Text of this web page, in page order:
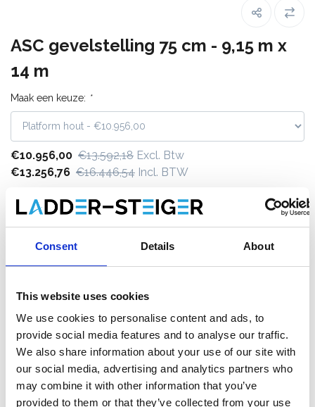
Consent Details About
This website uses cookies
We use cookies to personalise content and ads, to
provide social media features and to analyse our traffic.
We also share information about your use of our site with
our social media, advertising and analytics partners who
may combine it with other information that you’ve
provided to them or that they’ve collected from your use
ASC gevelstelling 75 cm - 9,15 m x
14 m
Maak een keuze: *
€10.956,00 €13.592,18 Excl. Btw
€13.256,76 €16.446,54 Incl. BTW
Etten-Leur of Maaseik (contacteer onze klantenservice)
Toevoegen aan winkelwagen
Toevoegen aan offerte
Opslaan in favorieten